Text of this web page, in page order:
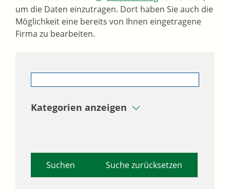
um die Daten einzutragen. Dort haben Sie auch die
Möglichkeit eine bereits von Ihnen eingetragene
Firma zu bearbeiten.
Kategorien anzeigen
Suche zurücksetzen